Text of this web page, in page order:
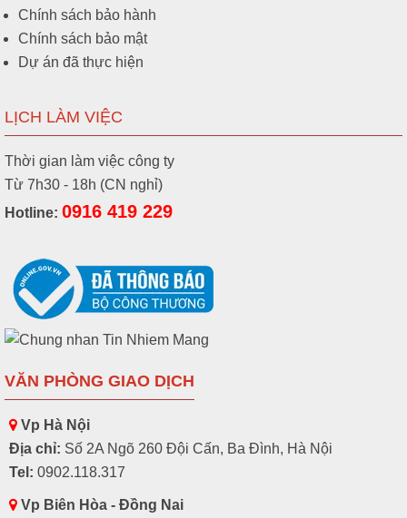
Chính sách bảo hành
Chính sách bảo mật
Dự án đã thực hiện
LỊCH LÀM VIỆC
Thời gian làm việc công ty
Từ 7h30 - 18h (CN nghỉ)
Hotline: 0916 419 229
VĂN PHÒNG GIAO DỊCH
Vp Hà Nội
Địa chỉ: Số 2A Ngõ 260 Đội Cấn, Ba Đình, Hà Nội
Tel: 0902.118.317
Vp Biên Hòa - Đồng Nai